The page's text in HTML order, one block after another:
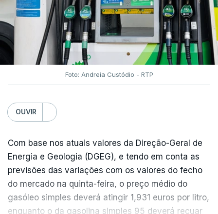
Foto: Andreia Custódio - RTP
OUVIR
Com base nos atuais valores da Direção-Geral de
Energia e Geologia (DGEG), e tendo em conta as
previsões das variações com os valores do fecho
do mercado na quinta-feira, o preço médio do
gasóleo simples deverá atingir 1,931 euros por litro,
enquanto o da gasolina simples 95 deverá recuar